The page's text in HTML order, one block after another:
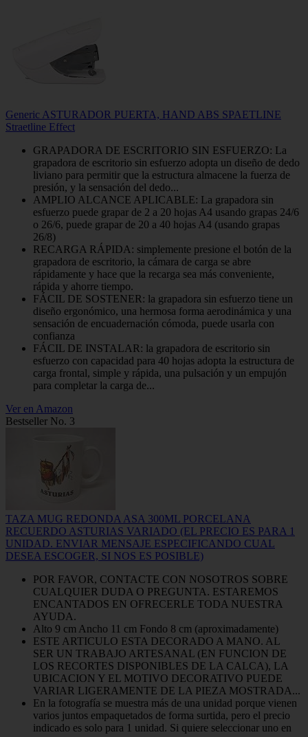
Generic ASTURADOR PUERTA, HAND ABS SPAETLINE
Straetline Effect
GRAPADORA DE ESCRITORIO SIN ESFUERZO: La
grapadora de escritorio sin esfuerzo adopta un diseño de dedo
liviano para permitir que la estructura almacene la fuerza de
presión, y la sensación del dedo...
AMPLIO ALCANCE APLICABLE: La grapadora sin
esfuerzo puede grapar de 2 a 20 hojas A4 usando grapas 24/6
o 26/6, puede grapar de 20 a 40 hojas A4 (usando grapas
26/8)
RECARGA RÁPIDA: simplemente presione el botón de la
grapadora de escritorio, la cámara de carga se abre
rápidamente y hace que la recarga sea más conveniente,
rápida y ahorre tiempo.
FÁCIL DE SOSTENER: la grapadora sin esfuerzo tiene un
diseño ergonómico, una hermosa forma aerodinámica y una
sensación de encuadernación cómoda, puede usarla con
confianza
FÁCIL DE INSTALAR: la grapadora de escritorio sin
esfuerzo con capacidad para 40 hojas adopta la estructura de
carga frontal, simple y rápida, una pulsación y un empujón
para completar la carga de...
Ver en Amazon
Bestseller No. 3
TAZA MUG REDONDA ASA 300ML PORCELANA
RECUERDO ASTURIAS VARIADO (EL PRECIO ES PARA 1
UNIDAD. ENVIAR MENSAJE ESPECIFICANDO CUAL
DESEA ESCOGER, SI NOS ES POSIBLE)
POR FAVOR, CONTACTE CON NOSOTROS SOBRE
CUALQUIER DUDA O PREGUNTA. ESTAREMOS
ENCANTADOS EN OFRECERLE TODA NUESTRA
AYUDA.
Alto 9 cm Ancho 11 cm Fondo 8 cm (aproximadamente)
ESTE ARTICULO ESTA DECORADO A MANO. AL
SER UN TRABAJO ARTESANAL (EN FUNCION DE
LOS RECORTES DISPONIBLES DE LA CALCA), LA
UBICACION Y EL MOTIVO DECORATIVO PUEDE
VARIAR LIGERAMENTE DE LA PIEZA MOSTRADA...
En la fotografía se muestra más de una unidad porque vienen
varios juntos empaquetados de forma surtida, pero el precio
indicado es solo para 1 unidad. Si quiere seleccionar uno en